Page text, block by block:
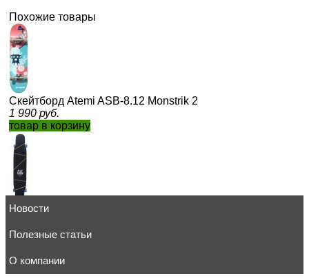
Похожие товары
Cкейтборд Atemi ASB-8.12 Monstrik 2
1 990 руб.
товар в корзину
Лонгборд скейт Playshion FS-LB001 черный
товар в корзину
Новости
Полезные статьи
О компании